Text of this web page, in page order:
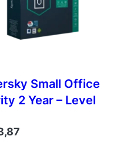
Small Office
2 Year – Level